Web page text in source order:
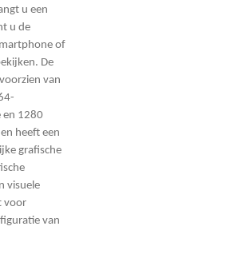
u een
u de
of
De
van
en 1280
heeft een
grafische
visuele
voor
van